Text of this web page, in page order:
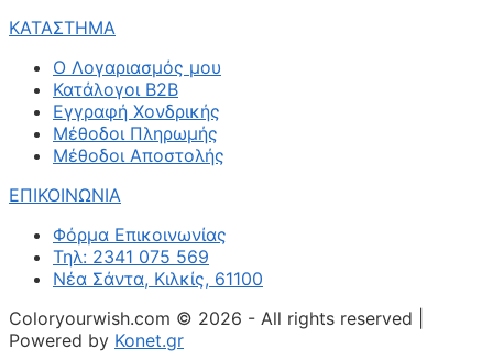
ΚΑΤΑΣΤΗΜΑ
Ο Λογαριασμός μου
Κατάλογοι B2B
Εγγραφή Χονδρικής
Μέθοδοι Πληρωμής
Μέθοδοι Αποστολής
ΕΠΙΚΟΙΝΩΝΙΑ
Φόρμα Επικοινωνίας
Τηλ: 2341 075 569
Νέα Σάντα, Κιλκίς, 61100
Coloryourwish.com © 2026 - All rights reserved |
Powered by Konet.gr